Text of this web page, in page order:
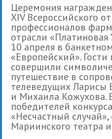
Церемония
XIV Всероссийского
профессионалов
отрасли
10 апреля в
«Европейский».
совершили
путешествие в
телеведущих Ларисы
и Михаила Кожухова.
победителей
«Несчастный
Мариинского театра